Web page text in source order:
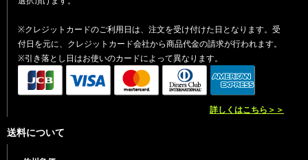
※クレジットカードのご利用日は、注文を受け付けた日となります。受
付日を元に、クレジットカード会社から商品代金の請求が行われます。
※引き落とし日はお使いのカードによって異なります。
詳しくはこちら＞＞
送料について